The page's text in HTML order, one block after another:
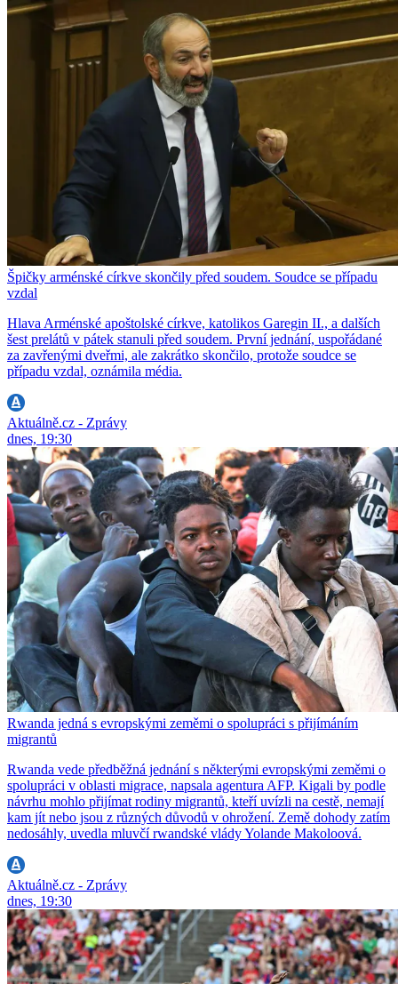
Špičky arménské církve skončily před soudem. Soudce se případu
vzdal
Hlava Arménské apoštolské církve, katolikos Garegin II., a dalších
šest prelátů v pátek stanuli před soudem. První jednání, uspořádané
za zavřenými dveřmi, ale zakrátko skončilo, protože soudce se
případu vzdal, oznámila média.
Aktuálně.cz - Zprávy
dnes, 19:30
Rwanda jedná s evropskými zeměmi o spolupráci s přijímáním
migrantů
Rwanda vede předběžná jednání s některými evropskými zeměmi o
spolupráci v oblasti migrace, napsala agentura AFP. Kigali by podle
návrhu mohlo přijímat rodiny migrantů, kteří uvízli na cestě, nemají
kam jít nebo jsou z různých důvodů v ohrožení. Země dohody zatím
nedosáhly, uvedla mluvčí rwandské vlády Yolande Makoloová.
Aktuálně.cz - Zprávy
dnes, 19:30